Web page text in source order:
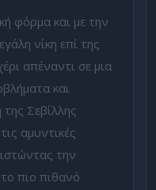
φόρμα και με την
νίκη επί της
απέναντι σε μια
και
Σεβίλλης
αμυντικές
την
πιο πιθανό